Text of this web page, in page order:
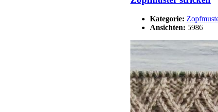
Kategorie:
Ansichten: 5986